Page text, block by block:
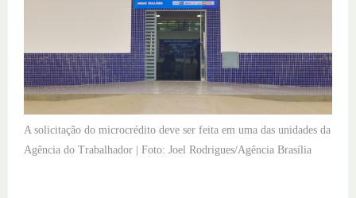
A solicitação do microcrédito deve ser feita em uma das unidades da
Agência do Trabalhador | Foto: Joel Rodrigues/Agência Brasília